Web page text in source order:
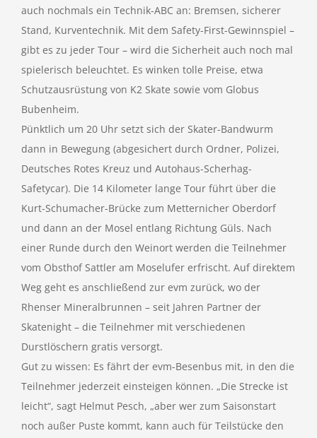
auch nochmals ein Technik-ABC an: Bremsen, sicherer
Stand, Kurventechnik. Mit dem Safety-First-Gewinnspiel –
gibt es zu jeder Tour – wird die Sicherheit auch noch mal
spielerisch beleuchtet. Es winken tolle Preise, etwa
Schutzausrüstung von K2 Skate sowie vom Globus
Bubenheim.
Pünktlich um 20 Uhr setzt sich der Skater-Bandwurm
dann in Bewegung (abgesichert durch Ordner, Polizei,
Deutsches Rotes Kreuz und Autohaus-Scherhag-
Safetycar). Die 14 Kilometer lange Tour führt über die
Kurt-Schumacher-Brücke zum Metternicher Oberdorf
und dann an der Mosel entlang Richtung Güls. Nach
einer Runde durch den Weinort werden die Teilnehmer
vom Obsthof Sattler am Moselufer erfrischt. Auf direktem
Weg geht es anschließend zur evm zurück, wo der
Rhenser Mineralbrunnen – seit Jahren Partner der
Skatenight – die Teilnehmer mit verschiedenen
Durstlöschern gratis versorgt.
Gut zu wissen: Es fährt der evm-Besenbus mit, in den die
Teilnehmer jederzeit einsteigen können. „Die Strecke ist
leicht“, sagt Helmut Pesch, „aber wer zum Saisonstart
noch außer Puste kommt, kann auch für Teilstücke den